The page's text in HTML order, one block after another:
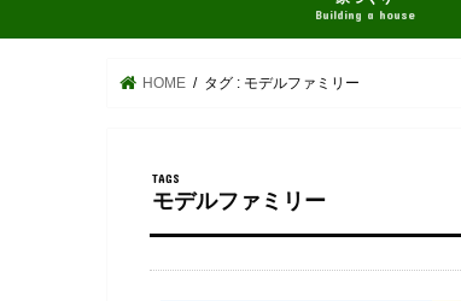
Building a house
HOME タグ : モデルファミリー
モデルファミリー